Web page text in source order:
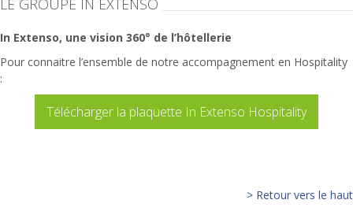
LE GROUPE IN EXTENSO
In Extenso, une vision 360° de l’hôtellerie
Pour connaitre l’ensemble de notre accompagnement en Hospitality
:
Télécharger la plaquette In Extenso Hospitality
> Retour vers le haut